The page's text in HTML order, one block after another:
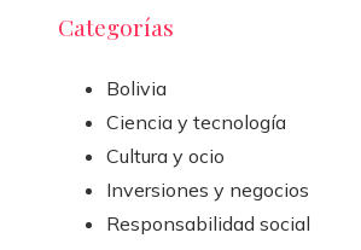
Categorías
Bolivia
Ciencia y tecnología
Cultura y ocio
Inversiones y negocios
Responsabilidad social